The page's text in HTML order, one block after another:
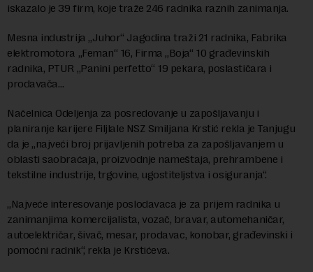
iskazalo je 39 firm, koje traže 246 radnika raznih zanimanja.
Mesna industrija „Juhor“ Jagodina traži 21 radnika, Fabrika
elektromotora „Feman“ 16, Firma „Boja“ 10 građevinskih
radnika, PTUR „Panini perfetto“ 19 pekara, poslastičara i
prodavača…
Načelnica Odeljenja za posredovanje u zapošljavanju i
planiranje karijere Filjlale NSZ Smiljana Krstić rekla je Tanjugu
da je „najveći broj prijavljenih potreba za zapošljavanjem u
oblasti saobraćaja, proizvodnje nameštaja, prehrambene i
tekstilne industrije, trgovine, ugostiteljstva i osiguranja“.
„Najveće interesovanje poslodavaca je za prijem radnika u
zanimanjima komercijalista, vozač, bravar, automehaničar,
autoelektričar, šivač, mesar, prodavac, konobar, građevinski i
pomoćni radnik“, rekla je Krstićeva.